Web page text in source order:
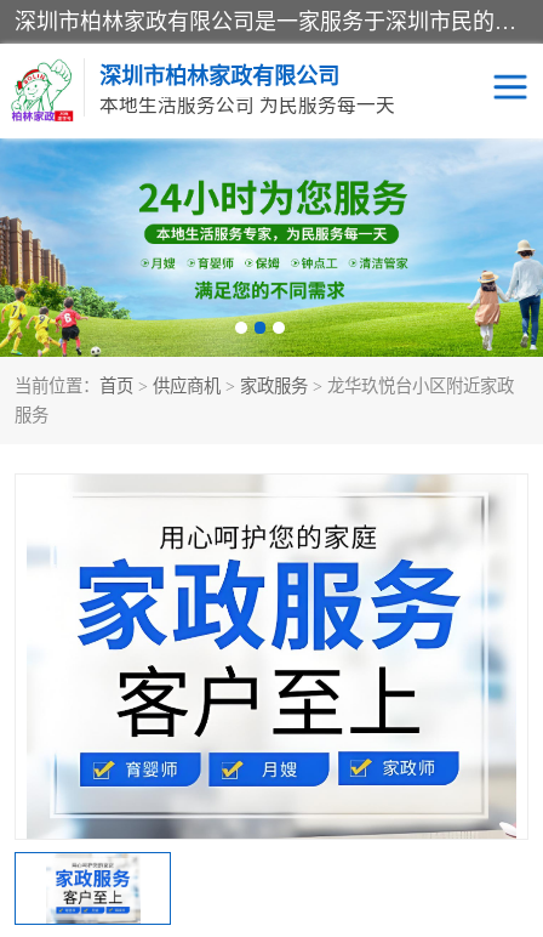
深圳市柏林家政有限公司是一家服务于深圳市民的专业家政公司。致力于为客户提供高质量、多维度的家庭服务，包括养老、母婴、月嫂育婴早教、康复理疗、家电清洗和保洁等方面的专业服务。
深圳市柏林家政有限公司
本地生活服务公司 为民服务每一天
当前位置： 首页 > 供应商机 > 家政服务 > 龙华玖悦台小区附近家政
服务
家居保洁 护工月嫂
家庭保姆 家政服务